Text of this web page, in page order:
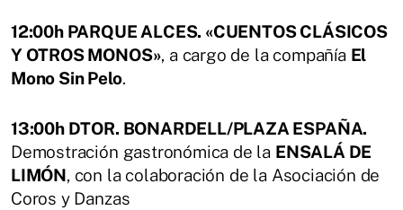
12:00h PARQUE ALCES. «CUENTOS CLÁSICOS
Y OTROS MONOS», a cargo de la compañía El
Mono Sin Pelo.
13:00h DTOR. BONARDELL/PLAZA ESPAÑA.
Demostración gastronómica de la ENSALÁ DE
LIMÓN, con la colaboración de la Asociación de
Coros y Danzas